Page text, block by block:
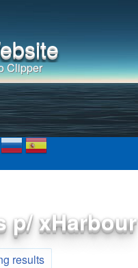
Clipper
p/ xHarbour
results